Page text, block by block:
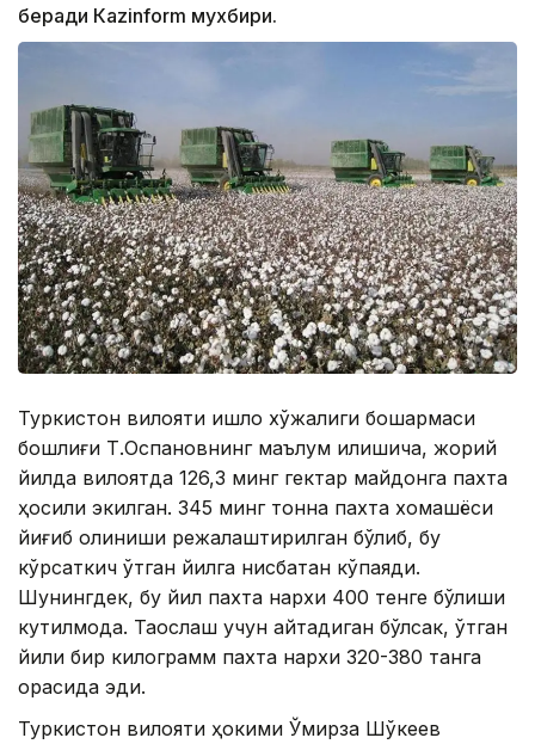
беради Кazinform мухбири.
Туркистон вилояти қишлоқ хўжалиги бошқармаси
бошлиғи Т.Оспановнинг маълум қилишича, жорий
йилда вилоятда 126,3 минг гектар майдонга пахта
ҳосили экилган. 345 минг тонна пахта хомашёси
йиғиб олиниши режалаштирилган бўлиб, бу
кўрсаткич ўтган йилга нисбатан кўпаяди.
Шунингдек, бу йил пахта нархи 400 тенге бўлиши
кутилмоқда. Таққослаш учун айтадиган бўлсак, ўтган
йили бир килограмм пахта нархи 320-380 танга
орасида эди.
Туркистон вилояти ҳокими Ўмирзақ Шўкеев